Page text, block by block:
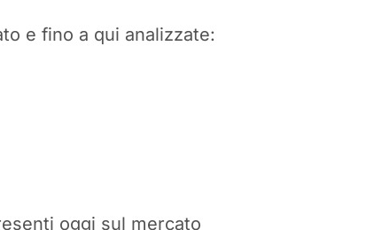
e fino a qui analizzate:
oggi sul mercato